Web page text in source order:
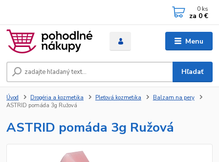
Menu
Hľadať
0 ks
za 0 €
Úvod Drogéria a kozmetika Pleťová kozmetika
Balzam na pery
ASTRID pomáda 3g Ružová
ASTRID pomáda 3g Ružová